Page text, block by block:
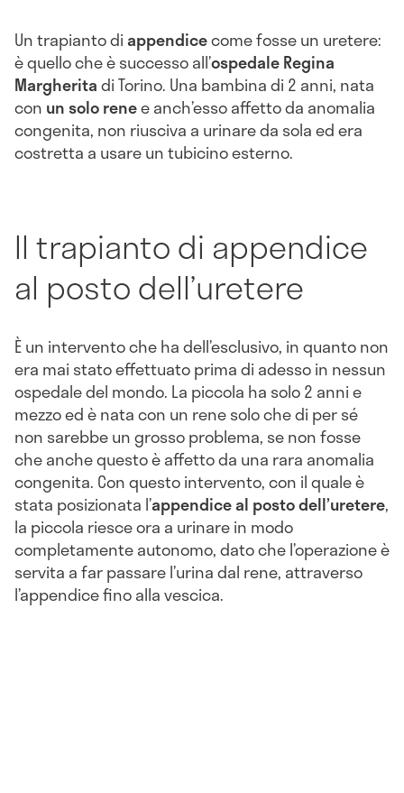
Un trapianto diappendicecome fosse un uretere:
è quello che è successo all’ospedale Regina
Margheritadi Torino. Una bambina di 2 anni, nata
con un solo renee anch’esso affetto da anomalia
congenita, non riusciva a urinare da sola ed era
costretta a usare un tubicino esterno.
Il trapianto di appendice
al posto dell’uretere
È un intervento che ha dell’esclusivo, in quanto non
era mai stato effettuato prima di adesso in nessun
ospedale del mondo. La piccola ha solo 2 anni e
mezzo ed è nata con un rene solo che di per sé
non sarebbe un grosso problema, se non fosse
che anche questo è affetto da una rara anomalia
congenita. Con questo intervento, con il quale è
stata posizionata l’appendice al posto dell’uretere,
la piccola riesce ora a urinare in modo
completamente autonomo, dato che l’operazione è
servita a far passare l’urina dal rene, attraverso
l’appendice fino alla vescica.